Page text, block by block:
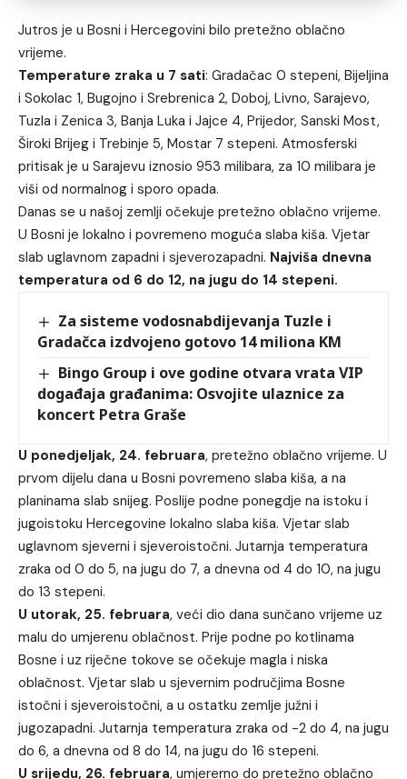
Jutros je u Bosni i Hercegovini bilo pretežno oblačno
vrijeme.
Temperature zraka u 7 sati: Gradačac 0 stepeni, Bijeljina
i Sokolac 1, Bugojno i Srebrenica 2, Doboj, Livno, Sarajevo,
Tuzla i Zenica 3, Banja Luka i Jajce 4, Prijedor, Sanski Most,
Široki Brijeg i Trebinje 5, Mostar 7 stepeni. Atmosferski
pritisak je u Sarajevu iznosio 953 milibara, za 10 milibara je
viši od normalnog i sporo opada.
Danas se u našoj zemlji očekuje pretežno oblačno vrijeme.
U Bosni je lokalno i povremeno moguća slaba kiša. Vjetar
slab uglavnom zapadni i sjeverozapadni. Najviša dnevna
temperatura od 6 do 12, na jugu do 14 stepeni.
Za sisteme vodosnabdijevanja Tuzle i
Gradačca izdvojeno gotovo 14 miliona KM
Bingo Group i ove godine otvara vrata VIP
događaja građanima: Osvojite ulaznice za
koncert Petra Graše
U ponedjeljak, 24. februara, pretežno oblačno vrijeme. U
prvom dijelu dana u Bosni povremeno slaba kiša, a na
planinama slab snijeg. Poslije podne ponegdje na istoku i
jugoistoku Hercegovine lokalno slaba kiša. Vjetar slab
uglavnom sjeverni i sjeveroistočni. Jutarnja temperatura
zraka od 0 do 5, na jugu do 7, a dnevna od 4 do 10, na jugu
do 13 stepeni.
U utorak, 25. februara, veći dio dana sunčano vrijeme uz
malu do umjerenu oblačnost. Prije podne po kotlinama
Bosne i uz riječne tokove se očekuje magla i niska
oblačnost. Vjetar slab u sjevernim područjima Bosne
istočni i sjeveroistočni, a u ostatku zemlje južni i
jugozapadni. Jutarnja temperatura zraka od -2 do 4, na jugu
do 6, a dnevna od 8 do 14, na jugu do 16 stepeni.
U srijedu, 26. februara, umjererno do pretežno oblačno